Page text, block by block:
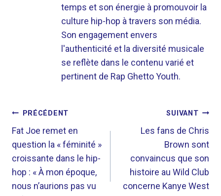
temps et son énergie à promouvoir la
culture hip-hop à travers son média.
Son engagement envers
l'authenticité et la diversité musicale
se reflète dans le contenu varié et
pertinent de Rap Ghetto Youth.
NAVIGATION
DE
L’ARTICLE
PRÉCÉDENT
Fat Joe remet en
question la « féminité »
croissante dans le hip-
hop : « À mon époque,
nous n’aurions pas vu
SUIVANT
Les fans de Chris
Brown sont
convaincus que son
histoire au Wild Club
concerne Kanye West